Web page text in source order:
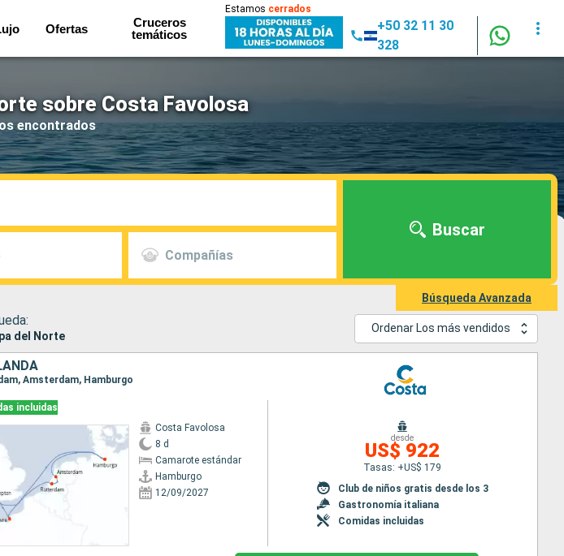
Ofertas
Cruceros
temáticos
Estamos cerrados
+50 32 11 30
328
sobre Costa Favolosa
encontrados
Compañías
Buscar
Búsqueda Avanzada
del Norte
Ordenar Los más vendidos
Amsterdam, Hamburgo
incluidas
Costa Favolosa
8 d
Camarote estándar
Hamburgo
12/09/2027
desde
US$ 922
Tasas: +US$ 179
Club de niños gratis desde los 3
Gastronomía italiana
Comidas incluidas